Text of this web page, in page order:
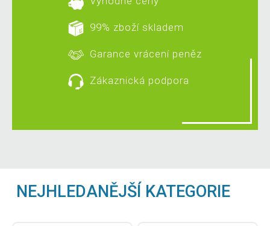
99% zboží skladem
Garance vrácení peněz
Zákaznická podpora
NEJHLEDANĚJŠÍ KATEGORIE